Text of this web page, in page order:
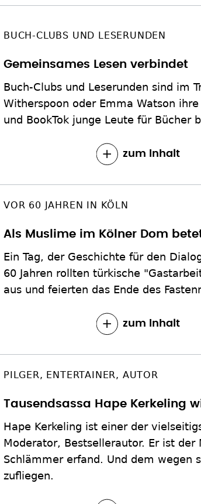
BUCH-CLUBS UND LESERUNDEN
Gemeinsames Lesen verbindet
Buch-Clubs und Leserunden sind im
Witherspoon oder Emma Watson
und BookTok junge Leute für Bücher
zum Inhalt
VOR 60 JAHREN IN KÖLN
Als Muslime im Kölner Dom
Ein Tag, der Geschichte für den
60 Jahren rollten türkische
aus und feierten das Ende des
zum Inhalt
PILGER, ENTERTAINER, AUTOR
Tausendsassa Hape Kerkeling
Hape Kerkeling ist einer der
Moderator, Bestsellerautor. Er ist
Schlämmer erfand. Und dem wegen
zufliegen.